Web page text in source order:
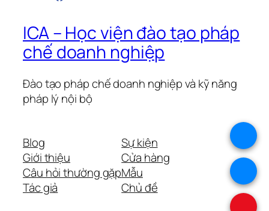
ICA – Học viện đào tạo pháp
chế doanh nghiệp
Đào tạo pháp chế doanh nghiệp và kỹ năng
pháp lý nội bộ
Blog
Giới thiệu
Câu hỏi thường gặp
Tác giả
Sự kiện
Cửa hàng
Mẫu
Chủ đề